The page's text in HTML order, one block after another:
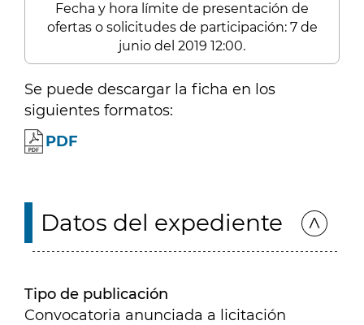
Fecha y hora límite de presentación de
ofertas o solicitudes de participación: 7 de
junio del 2019 12:00.
Se puede descargar la ficha en los
siguientes formatos:
PDF
Datos del expediente
Tipo de publicación
Convocatoria anunciada a licitación